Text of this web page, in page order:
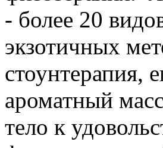
- более 20
экзотичных
стоунтерапия,
ароматный
тело к